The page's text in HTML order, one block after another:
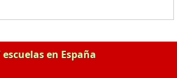
en España